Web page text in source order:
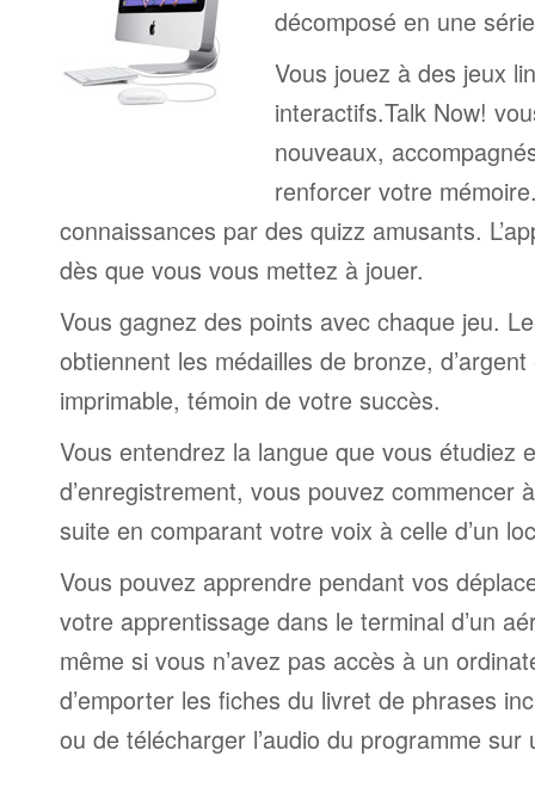
décomposé en une
Vous jouez à des jeux
interactifs.Talk Now!
nouveaux,
renforcer votre
connaissances par des quizz amusants.
dès que vous vous mettez à jouer.
Vous gagnez des points avec chaque jeu.
obtiennent les médailles de bronze,
imprimable, témoin de votre succès.
Vous entendrez la langue que vous étudiez
d’enregistrement, vous pouvez commencer
suite en comparant votre voix à celle d’un
Vous pouvez apprendre pendant vos
votre apprentissage dans le terminal d’un
même si vous n’avez pas accès à un
d’emporter les fiches du livret de phrases
ou de télécharger l’audio du programme sur